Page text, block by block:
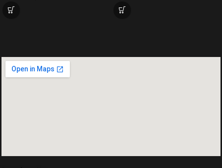
tafeldecoratie.
uitnodigende sfeer waar u ook bent, en
geniet van de tijdloze charme van deze